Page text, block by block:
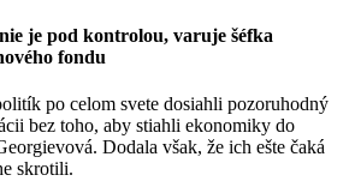
je pod kontrolou, varuje šéfka
fondu
po celom svete dosiahli pozoruhodný
bez toho, aby stiahli ekonomiky do
Dodala však, že ich ešte čaká
skrotili.